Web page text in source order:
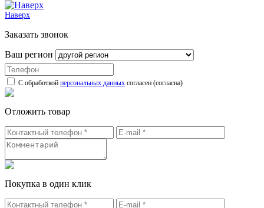
Наверх
Заказать звонок
Ваш регион
С обработкой персональных данных согласен (согласна)
Отложить товар
Покупка в один клик